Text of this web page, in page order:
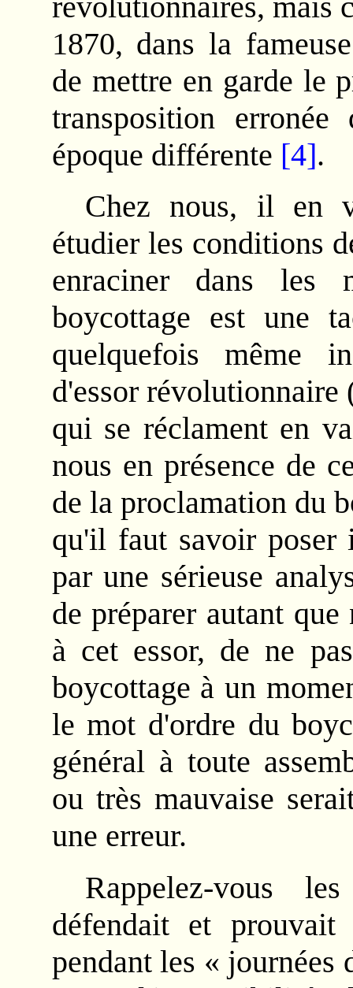
1870, dans la
de mettre en garde le
transposition
époque différente [4].
Chez nous, il en
étudier les conditions
enraciner dans les
boycottage est une
quelquefois même
d'essor révolutionnaire
qui se réclament en
nous en présence de
de la proclamation du
qu'il faut savoir poser
par une sérieuse
de préparer autant
à cet essor, de ne
boycottage à un
le mot d'ordre du
général à toute
ou très mauvaise
une erreur.
Rappelez-vous
défendait et prouvait
pendant les « journées